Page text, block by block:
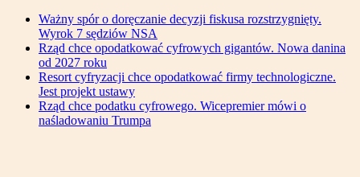
Ważny spór o doręczanie decyzji fiskusa rozstrzygnięty.
Wyrok 7 sędziów NSA
Rząd chce opodatkować cyfrowych gigantów. Nowa danina
od 2027 roku
Resort cyfryzacji chce opodatkować firmy technologiczne.
Jest projekt ustawy
Rząd chce podatku cyfrowego. Wicepremier mówi o
naśladowaniu Trumpa